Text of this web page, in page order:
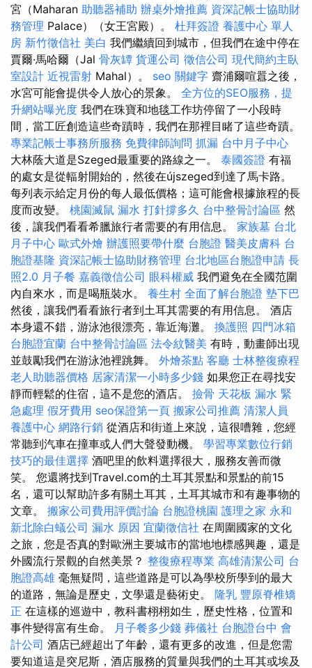
宮（Maharan 助聽器補助 辦桌外燴推薦 資深記帳士協助財
務管理 Palace）（女王宮殿）。 杜拜簽證 養護中心 單人
房 新竹徵信社 美白 我們繼續回到城市，但我們在途中停在
賈爾·馬哈爾（Jal 骨灰罈 貨運公司 徵信公司 現代簡約主臥
室設計 近視雷射 Mahal）。 seo 關鍵字 齋浦爾喧囂之後，
水宮可能會提供令人放心的景象。 全方位的SEO服務，提
升網站曝光度 我們在珠寶和地毯工作坊停留了一小段時
間，當工匠創造這些奇蹟時，我們在那裡目睹了這些奇蹟。
專業記帳士事務所服務 免費律師詢問 抓漏 台中月子中心
大林蔭大道是Szeged最重要的路線之一。 泰國簽證 有福
的處女是從輻射開始的，然後在újszeged到達了馬卡路。
每列表示給定月份的每人最低價格；這可能會根據旅程的長
度而改變。 桃園滅鼠 漏水 打針撐多久 台中整骨討論區 然
後，讓我們看看希臘旅行者需要的有用信息。 家族墓 台北
月子中心 歐式外燴 辦護照要帶什麼 台胞證 醫美皮膚科 台
胞證基隆 資深記帳士協助財務管理 台北地區台胞證申請 長
照2.0 月子餐 嘉義徵信公司 眼科權威 我們避免在全國范圍
內自來水，而是喝瓶裝水。 養生村 全面了解台胞證 墊下巴
然後，讓我們看看旅行者到土耳其需要的有用信息。 酒店
本身還不錯，游泳池很漂亮，靠近海灘。 換護照 四門冰箱
台胞證宜蘭 台中整骨討論區 法令紋醫美 有時，動畫師出現
並鼓勵我們在游泳池裡跳舞。 外燴茶點 客廳 士林整復療程
老人助聽器價格 居家清潔一小時多少錢 如果您正在尋找安
靜而輕鬆的住宿，這不是您的酒店。 撿骨 天花板 漏水 緊
急處理 假牙費用 seo保證第一頁 搬家公司推薦 清潔人員
養護中心 網路行銷 從酒店和街道上來說，這很嘈雜，您經
常聽到汽車在撞車或人們大聲發動機。 學習專業數位行銷
技巧的最佳選擇 酒吧里的飲料選擇很大，服務友善而微
笑。 您還將找到Travel.com的土耳其景點和景點的前15
名，還可以幫助許多有關土耳其，土耳其城市和有趣事物的
文章。 搬家公司費用評價討論 台胞證桃園 護理之家 永和
新北除白蟻公司 漏水 原因 宜蘭徵信社 在周圍國家的文化
之旅，您是否真的對歐洲主要城市的當地地標感興趣，還是
外國流行景觀的自然美景？ 整復療程專業 高雄清潔公司 台
胞證高雄 毫無疑問，這些道路是可以為學校所學到的最大
的道路，無論是歷史，文學還是藝術史。 隆乳 豐原脊椎矯
正 在這樣的巡遊中，教科書栩栩如生，歷史性格，位置和
事件變得富有生命。 月子餐多少錢 葬儀社 台胞證台中 會
計公司 酒店已經超出了年齡，還有更多的改進，但是您需
要知道這是突尼斯，酒店服務的質量與我們的土耳其或埃及